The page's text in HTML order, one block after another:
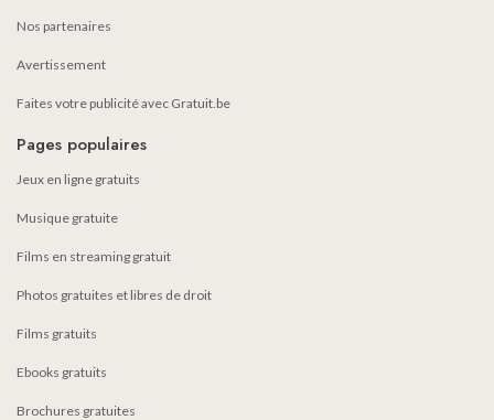
Nos partenaires
Avertissement
Faites votre publicité avec Gratuit.be
Pages populaires
Jeux en ligne gratuits
Musique gratuite
Films en streaming gratuit
Photos gratuites et libres de droit
Films gratuits
Ebooks gratuits
Brochures gratuites